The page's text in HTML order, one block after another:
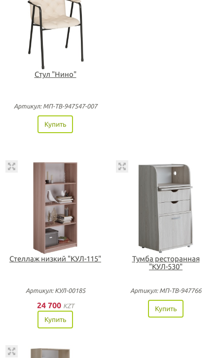
Стул "Нино"
Артикул: МП-ТВ-947547-007
Купить
Стеллаж низкий "КУЛ-115"
Артикул: КУЛ-00185
24 700 KZT
Купить
Тумба ресторанная
"КУЛ-530"
Артикул: МП-ТВ-947766
Купить